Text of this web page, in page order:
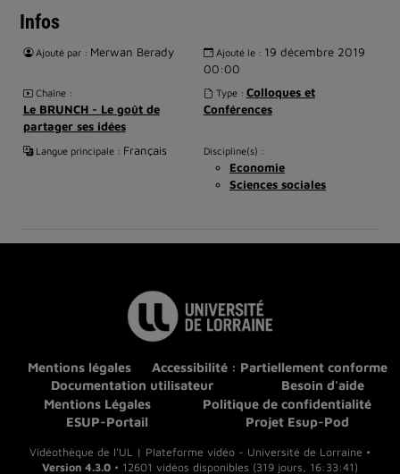
Infos
Ajouté par : Merwan Berady Ajouté le : 19 décembre 2019
00:00
Chaîne :
Le BRUNCH - Le goût de
partager ses idées
Type : Colloques et
Conférences
Langue principale : Français Discipline(s) :
Economie
Sciences sociales
Mentions légales
Accessibilité : Partiellement conforme
Documentation utilisateur
Besoin d'aide
Mentions Légales
Politique de confidentialité
ESUP-Portail
Projet Esup-Pod
Vidéothèque de l'UL | Plateforme vidéo - Université de Lorraine •
Version 4.3.0 • 12601 vidéos disponibles (319 jours, 16:33:41)